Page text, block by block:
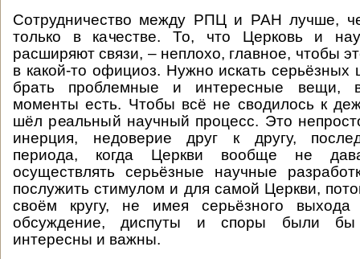
Сотрудничество между РПЦ и РАН лучше,
только в качестве. То, что Церковь и
расширяют связи, – неплохо, главное, чтобы
в какой-то официоз. Нужно искать серьёзных
брать проблемные и интересные вещи,
моменты есть. Чтобы всё не сводилось к
шёл реальный научный процесс. Это
инерция, недоверие друг к другу,
периода, когда Церкви вообще не
осуществлять серьёзные научные
послужить стимулом и для самой Церкви,
своём кругу, не имея серьёзного
обсуждение, диспуты и споры были бы
интересны и важны.